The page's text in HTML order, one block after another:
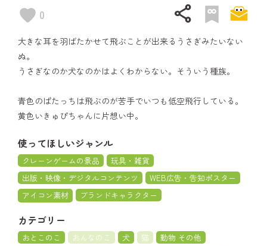
0 share
大きな耳を羽ばたかせて飛ぶことが出来るうさぎみたいない
ぬ。
うさぎなのか犬なのかはよくわからない。そういう種族。
青色のぱたっちは飛ぶのが苦手でいつも低空飛行している。
黄色いきゅぴちゃんに片想い中。
使ってほしいジャンル
クレーンゲームの景品
玩具・雑貨
出版・映像・デジタルコンテンツ
WEB広告・告知ポスター
アイコン素材
ブランドキャラクター
カテゴリー
おとこのこ おんなのこ 犬 猫
動物 その他